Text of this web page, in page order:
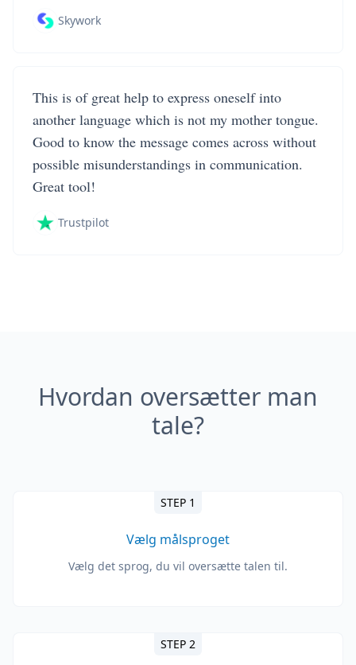
Skywork
This is of great help to express oneself into
another language which is not my mother tongue.
Good to know the message comes across without
possible misunderstandings in communication.
Great tool!
Trustpilot
Hvordan oversætter man
tale?
STEP 1
Vælg målsproget
Vælg det sprog, du vil oversætte talen til.
STEP 2